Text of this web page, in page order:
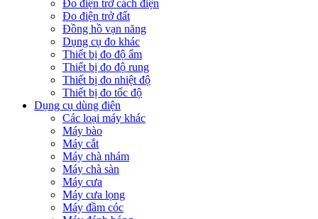
Đo điện trở cách điện
Đo điện trở đất
Đồng hồ vạn năng
Dụng cụ đo khác
Thiết bị đo độ ẩm
Thiết bị đo độ rung
Thiết bị đo nhiệt độ
Thiết bị đo tốc độ
Dụng cụ dùng điện
Các loại máy khác
Máy bào
Máy cắt
Máy chà nhám
Máy chà sàn
Máy cưa
Máy cưa lọng
Máy đầm cóc